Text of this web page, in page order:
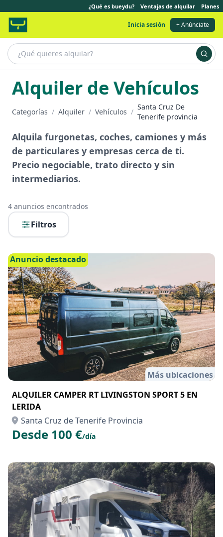
¿Qué es bueydu? Ventajas de alquilar Planes
Inicia sesión + Anúnciate
Alquiler de Vehículos
Categorías / Alquiler / Vehículos /
Santa Cruz De
Tenerife provincia
Alquila furgonetas, coches, camiones y más
de particulares y empresas cerca de ti.
Precio negociable, trato directo y sin
intermediarios.
4 anuncios encontrados
Filtros
Anuncio destacado
Más ubicaciones
ALQUILER CAMPER RT LIVINGSTON SPORT 5 EN
LERIDA
Santa Cruz de Tenerife Provincia
Desde 100 €/día